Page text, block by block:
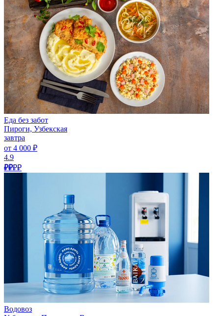
Еда без забот
Пироги, Узбекская
завтра
от 4 000 ₽
4.9
₽₽₽₽
Водовоз